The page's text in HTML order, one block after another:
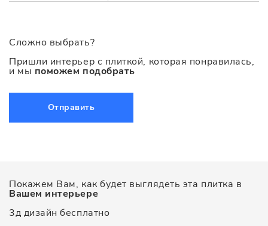
Сложно выбрать?
Пришли интерьер с плиткой, которая понравилась,
и мы поможем подобрать
Отправить
Покажем Вам, как будет выглядеть эта плитка в
Вашем интерьере
3д дизайн бесплатно